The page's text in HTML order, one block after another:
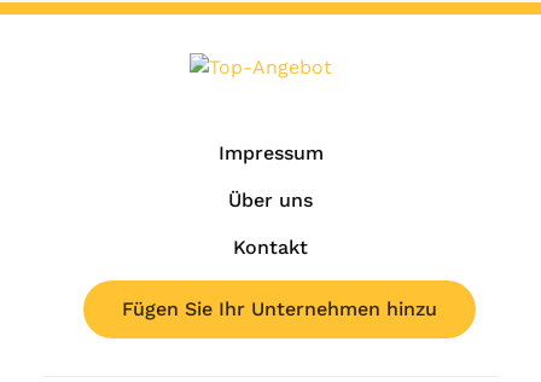
Impressum
Über uns
Kontakt
Fügen Sie Ihr Unternehmen hinzu